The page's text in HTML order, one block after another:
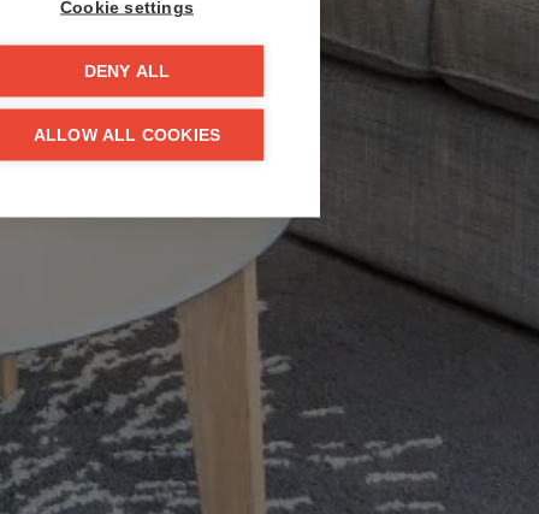
Cookie settings
DENY ALL
ALLOW ALL COOKIES